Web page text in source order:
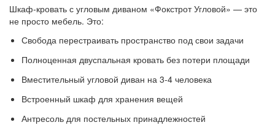
Шкаф-кровать с угловым диваном «Фокстрот Угловой» — это
не просто мебель. Это:
Свобода перестраивать пространство под свои задачи
Полноценная двуспальная кровать без потери площади
Вместительный угловой диван на 3-4 человека
Встроенный шкаф для хранения вещей
Антресоль для постельных принадлежностей